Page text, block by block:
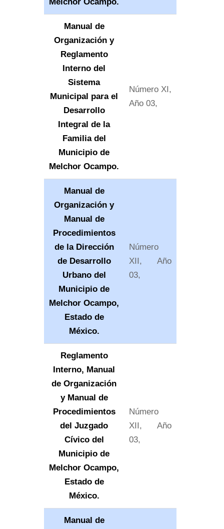
Manual de
Organización y
Reglamento
Interno del
Sistema
Municipal para el
Desarrollo
Integral de la
Familia del
Municipio de
Melchor Ocampo.
Número XI,
Año 03,
Manual de
Organización y
Manual de
Procedimientos
de la Dirección
de Desarrollo
Urbano del
Municipio de
Melchor Ocampo,
Estado de
México.
Número
XII, Año
03,
Reglamento
Interno, Manual
de Organización
y Manual de
Procedimientos
del Juzgado
Cívico del
Municipio de
Melchor Ocampo,
Estado de
México.
Número
XII, Año
03,
Manual de